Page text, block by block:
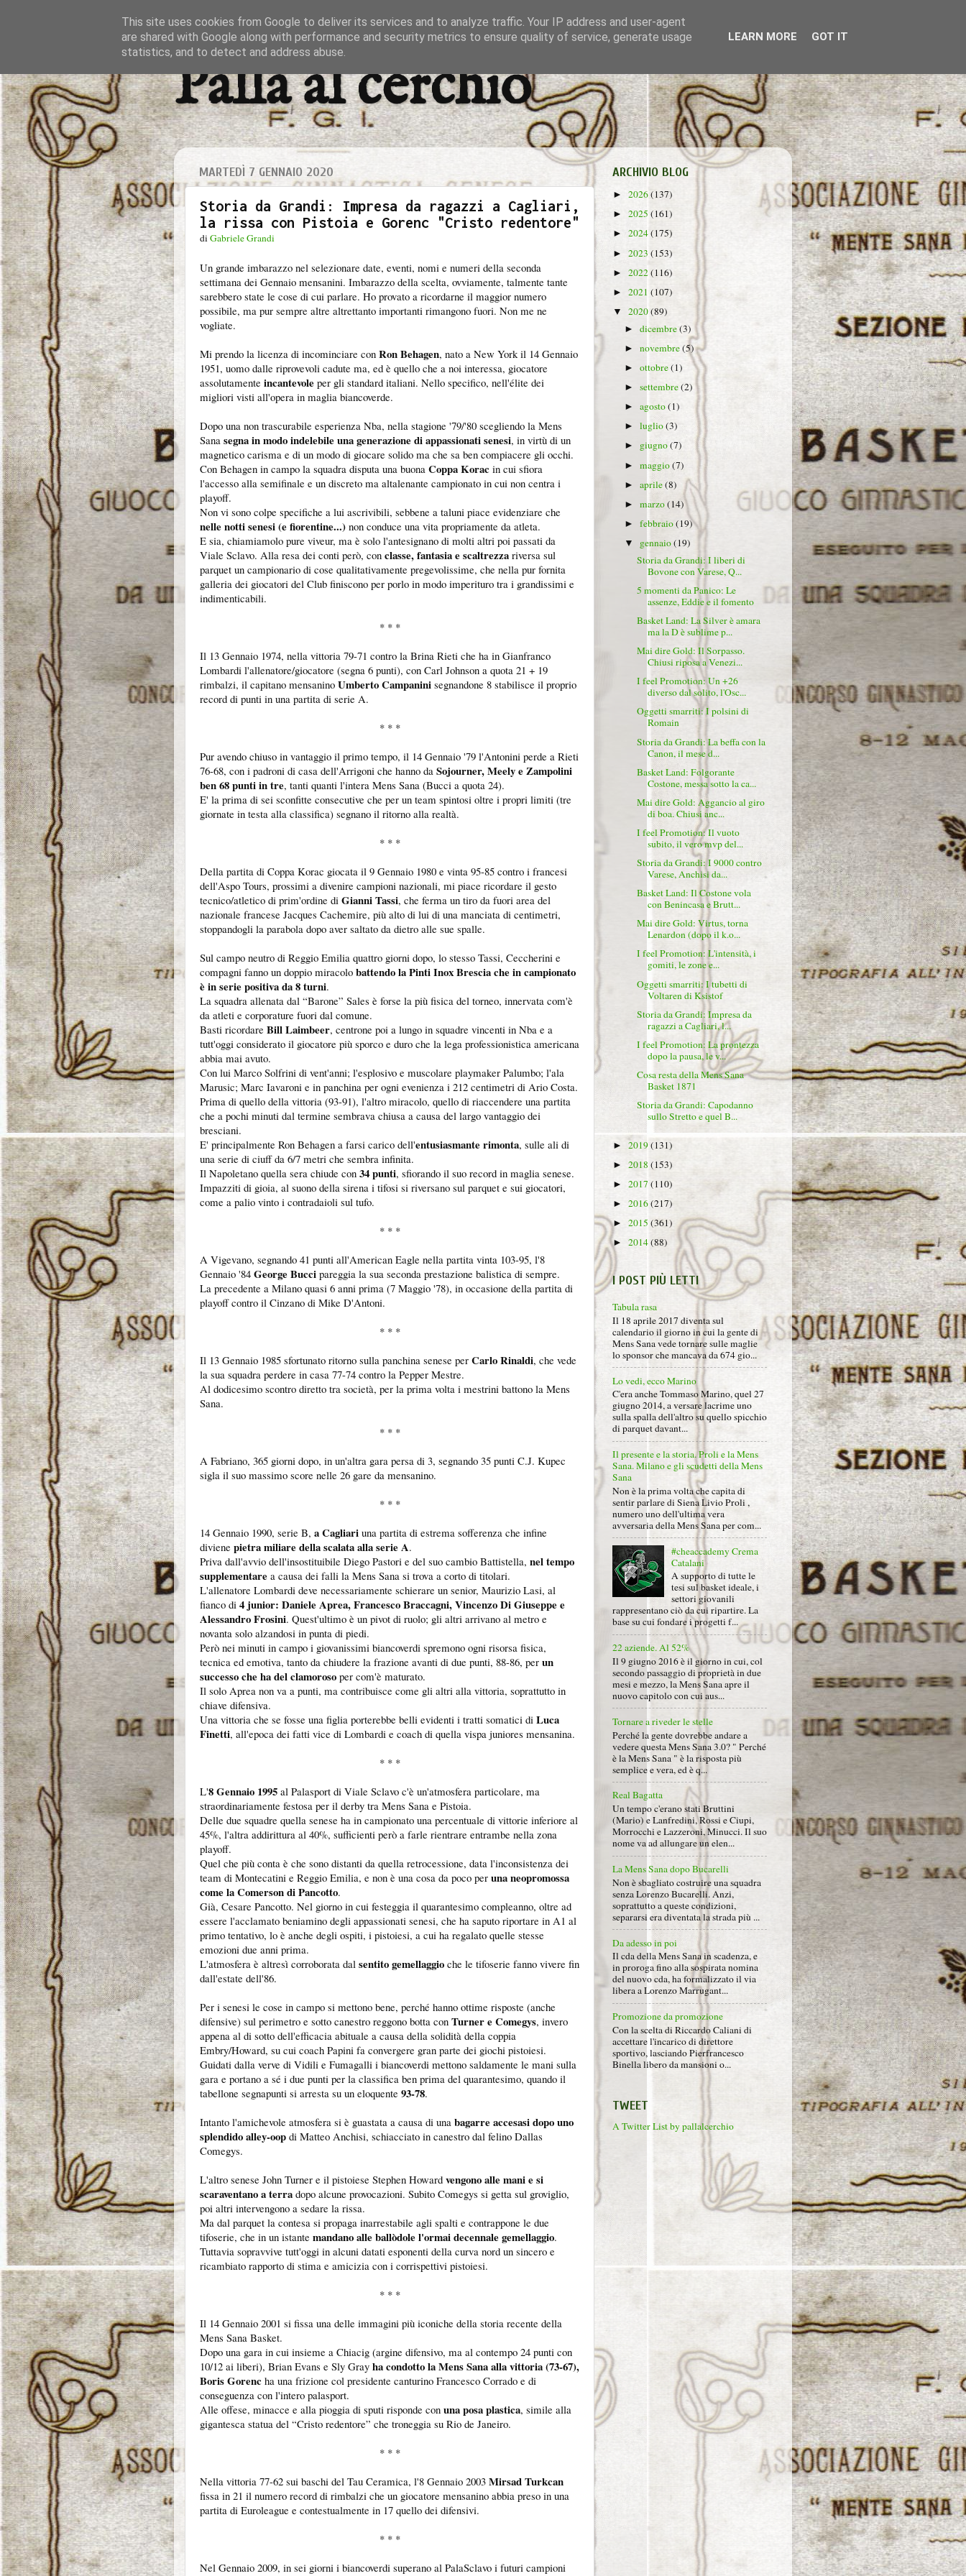
Palla al cerchio
MARTEDÌ 7 GENNAIO 2020
Storia da Grandi: Impresa da ragazzi a Cagliari,
la rissa con Pistoia e Gorenc "Cristo redentore"
diGabriele Grandi
Un grande imbarazzo nel selezionare date, eventi, nomi e numeri della seconda
settimana dei Gennaio mensanini. Imbarazzo della scelta, ovviamente, talmente tante
sarebbero state le cose di cui parlare. Ho provato a ricordarne il maggior numero
possibile, ma pur sempre altre altrettanto importanti rimangono fuori. Non me ne
vogliate.
Mi prendo la licenza di incominciare con Ron Behagen, nato a New York il 14 Gennaio
1951, uomo dalle riprovevoli cadute ma, ed è quello che a noi interessa, giocatore
assolutamente incantevole per gli standard italiani. Nello specifico, nell'élite dei
migliori visti all'opera in maglia biancoverde.
Dopo una non trascurabile esperienza Nba, nella stagione '79/'80 scegliendo la Mens
Sana segna in modo indelebile una generazione di appassionati senesi, in virtù di un
magnetico carisma e di un modo di giocare solido ma che sa ben compiacere gli occhi.
Con Behagen in campo la squadra disputa una buona Coppa Korac in cui sfiora
l'accesso alla semifinale e un discreto ma altalenante campionato in cui non centra i
playoff.
Non vi sono colpe specifiche a lui ascrivibili, sebbene a taluni piace evidenziare che
nelle notti senesi (e fiorentine...) non conduce una vita propriamente da atleta.
E sia, chiamiamolo pure viveur, ma è solo l'antesignano di molti altri poi passati da
Viale Sclavo. Alla resa dei conti però, con classe, fantasia e scaltrezza riversa sul
parquet un campionario di cose qualitativamente pregevolissime, che nella pur fornita
galleria dei giocatori del Club finiscono per porlo in modo imperituro tra i grandissimi e
indimenticabili.
* * *
Il 13 Gennaio 1974, nella vittoria 79-71 contro la Brina Rieti che ha in Gianfranco
Lombardi l'allenatore/giocatore (segna 6 punti), con Carl Johnson a quota 21 + 19
rimbalzi, il capitano mensanino Umberto Campanini segnandone 8 stabilisce il proprio
record di punti in una partita di serie A.
* * *
Pur avendo chiuso in vantaggio il primo tempo, il 14 Gennaio '79 l'Antonini perde a Rieti
76-68, con i padroni di casa dell'Arrigoni che hanno da Sojourner, Meely e Zampolini
ben 68 punti in tre, tanti quanti l'intera Mens Sana (Bucci a quota 24).
E' la prima di sei sconfitte consecutive che per un team spintosi oltre i propri limiti (tre
giornate in testa alla classifica) segnano il ritorno alla realtà.
* * *
Della partita di Coppa Korac giocata il 9 Gennaio 1980 e vinta 95-85 contro i francesi
dell'Aspo Tours, prossimi a divenire campioni nazionali, mi piace ricordare il gesto
tecnico/atletico di prim'ordine di Gianni Tassi, che ferma un tiro da fuori area del
nazionale francese Jacques Cachemire, più alto di lui di una manciata di centimetri,
stoppandogli la parabola dopo aver saltato da dietro alle sue spalle.
Sul campo neutro di Reggio Emilia quattro giorni dopo, lo stesso Tassi, Ceccherini e
compagni fanno un doppio miracolo battendo la Pinti Inox Brescia che in campionato
è in serie positiva da 8 turni.
La squadra allenata dal “Barone” Sales è forse la più fisica del torneo, innervata com'è
da atleti e corporature fuori dal comune.
Basti ricordare Bill Laimbeer, centrone poi a lungo in squadre vincenti in Nba e a
tutt'oggi considerato il giocatore più sporco e duro che la lega professionistica americana
abbia mai avuto.
Con lui Marco Solfrini di vent'anni; l'esplosivo e muscolare playmaker Palumbo; l'ala
Marusic; Marc Iavaroni e in panchina per ogni evenienza i 212 centimetri di Ario Costa.
Prima di quello della vittoria (93-91), l'altro miracolo, quello di riaccendere una partita
che a pochi minuti dal termine sembrava chiusa a causa del largo vantaggio dei
bresciani.
E' principalmente Ron Behagen a farsi carico dell'entusiasmante rimonta, sulle ali di
una serie di ciuff da 6/7 metri che sembra infinita.
Il Napoletano quella sera chiude con 34 punti, sfiorando il suo record in maglia senese.
Impazziti di gioia, al suono della sirena i tifosi si riversano sul parquet e sui giocatori,
come a palio vinto i contradaioli sul tufo.
* * *
A Vigevano, segnando 41 punti all'American Eagle nella partita vinta 103-95, l'8
Gennaio '84 George Bucci pareggia la sua seconda prestazione balistica di sempre.
La precedente a Milano quasi 6 anni prima (7 Maggio '78), in occasione della partita di
playoff contro il Cinzano di Mike D'Antoni.
* * *
Il 13 Gennaio 1985 sfortunato ritorno sulla panchina senese per Carlo Rinaldi, che vede
la sua squadra perdere in casa 77-74 contro la Pepper Mestre.
Al dodicesimo scontro diretto tra società, per la prima volta i mestrini battono la Mens
Sana.
* * *
A Fabriano, 365 giorni dopo, in un'altra gara persa di 3, segnando 35 punti C.J. Kupec
sigla il suo massimo score nelle 26 gare da mensanino.
* * *
14 Gennaio 1990, serie B, a Cagliari una partita di estrema sofferenza che infine
diviene pietra miliare della scalata alla serie A.
Priva dall'avvio dell'insostituibile Diego Pastori e del suo cambio Battistella, nel tempo
supplementare a causa dei falli la Mens Sana si trova a corto di titolari.
L'allenatore Lombardi deve necessariamente schierare un senior, Maurizio Lasi, al
fianco di 4 junior: Daniele Aprea, Francesco Braccagni, Vincenzo Di Giuseppe e
Alessandro Frosini. Quest'ultimo è un pivot di ruolo; gli altri arrivano al metro e
novanta solo alzandosi in punta di piedi.
Però nei minuti in campo i giovanissimi biancoverdi spremono ogni risorsa fisica,
tecnica ed emotiva, tanto da chiudere la frazione avanti di due punti, 88-86, per un
successo che ha del clamoroso per com'è maturato.
Il solo Aprea non va a punti, ma contribuisce come gli altri alla vittoria, soprattutto in
chiave difensiva.
Una vittoria che se fosse una figlia porterebbe belli evidenti i tratti somatici di Luca
Finetti, all'epoca dei fatti vice di Lombardi e coach di quella vispa juniores mensanina.
* * *
L'8 Gennaio 1995 al Palasport di Viale Sclavo c'è un'atmosfera particolare, ma
straordinariamente festosa per il derby tra Mens Sana e Pistoia.
Delle due squadre quella senese ha in campionato una percentuale di vittorie inferiore al
45%, l'altra addirittura al 40%, sufficienti però a farle rientrare entrambe nella zona
playoff.
Quel che più conta è che sono distanti da quella retrocessione, data l'inconsistenza dei
team di Montecatini e Reggio Emilia, e non è una cosa da poco per una neopromossa
come la Comerson di Pancotto.
Già, Cesare Pancotto. Nel giorno in cui festeggia il quarantesimo compleanno, oltre ad
essere l'acclamato beniamino degli appassionati senesi, che ha saputo riportare in A1 al
primo tentativo, lo è anche degli ospiti, i pistoiesi, a cui ha regalato quelle stesse
emozioni due anni prima.
L'atmosfera è altresì corroborata dal sentito gemellaggio che le tifoserie fanno vivere fin
dall'estate dell'86.
Per i senesi le cose in campo si mettono bene, perché hanno ottime risposte (anche
difensive) sul perimetro e sotto canestro reggono botta con Turner e Comegys, invero
appena al di sotto dell'efficacia abituale a causa della solidità della coppia
Embry/Howard, su cui coach Papini fa convergere gran parte dei giochi pistoiesi.
Guidati dalla verve di Vidili e Fumagalli i biancoverdi mettono saldamente le mani sulla
gara e portano a sé i due punti per la classifica ben prima del quarantesimo, quando il
tabellone segnapunti si arresta su un eloquente 93-78.
Intanto l'amichevole atmosfera si è guastata a causa di una bagarre accesasi dopo uno
splendido alley-oop di Matteo Anchisi, schiacciato in canestro dal felino Dallas
Comegys.
L'altro senese John Turner e il pistoiese Stephen Howard vengono alle mani e si
scaraventano a terra dopo alcune provocazioni. Subito Comegys si getta sul groviglio,
poi altri intervengono a sedare la rissa.
Ma dal parquet la contesa si propaga inarrestabile agli spalti e contrappone le due
tifoserie, che in un istante mandano alle ballòdole l'ormai decennale gemellaggio.
Tuttavia sopravvive tutt'oggi in alcuni datati esponenti della curva nord un sincero e
ricambiato rapporto di stima e amicizia con i corrispettivi pistoiesi.
* * *
Il 14 Gennaio 2001 si fissa una delle immagini più iconiche della storia recente della
Mens Sana Basket.
Dopo una gara in cui insieme a Chiacig (argine difensivo, ma al contempo 24 punti con
10/12 ai liberi), Brian Evans e Sly Gray ha condotto la Mens Sana alla vittoria (73-67),
Boris Gorenc ha una frizione col presidente canturino Francesco Corrado e di
conseguenza con l'intero palasport.
Alle offese, minacce e alla pioggia di sputi risponde con una posa plastica, simile alla
gigantesca statua del “Cristo redentore” che troneggia su Rio de Janeiro.
* * *
Nella vittoria 77-62 sui baschi del Tau Ceramica, l'8 Gennaio 2003 Mirsad Turkcan
fissa in 21 il numero record di rimbalzi che un giocatore mensanino abbia preso in una
partita di Euroleague e contestualmente in 17 quello dei difensivi.
* * *
Nel Gennaio 2009, in sei giorni i biancoverdi superano al PalaSclavo i futuri campioni
ARCHIVIO BLOG
► 2026(137)
► 2025 (161)
► 2024(175)
► 2023 (153)
► 2022(116)
► 2021 (107)
▼ 2020(89)
►dicembre(3)
►novembre(5)
►ottobre(1)
►settembre(2)
►agosto(1)
►luglio(3)
► giugno(7)
►maggio(7)
►aprile(8)
►marzo(14)
►febbraio(19)
▼ gennaio(19)
Storia da Grandi: I liberi di
Bovone con Varese, Q...
5 momenti da Panico: Le
assenze, Eddie e il fomento
Basket Land: La Silver è amara
ma la D è sublime p...
Mai dire Gold: Il Sorpasso.
Chiusi riposa a Venezi...
I feel Promotion: Un +26
diverso dal solito, l'Osc...
Oggetti smarriti: I polsini di
Romain
Storia da Grandi: La beffa con la
Canon, il mese d...
Basket Land: Folgorante
Costone, messa sotto la ca...
Mai dire Gold: Aggancio al giro
di boa. Chiusi anc...
I feel Promotion: Il vuoto
subito, il vero mvp del...
Storia da Grandi: I 9000 contro
Varese, Anchisi da...
Basket Land: Il Costone vola
con Benincasa e Brutt...
Mai dire Gold: Virtus, torna
Lenardon (dopo il k.o...
I feel Promotion: L'intensità, i
gomiti, le zone e...
Oggetti smarriti: I tubetti di
Voltaren di Ksistof
Storia da Grandi: Impresa da
ragazzi a Cagliari, l...
I feel Promotion: La prontezza
dopo la pausa, le v...
Cosa resta della Mens Sana
Basket 1871
Storia da Grandi: Capodanno
sullo Stretto e quel B...
► 2019(131)
► 2018 (153)
► 2017 (110)
► 2016(217)
► 2015 (361)
► 2014(88)
I POST PIÙ LETTI
Tabula rasa
Il 18 aprile 2017 diventa sul
calendario il giorno in cui la gente di
Mens Sana vede tornare sulle maglie
lo sponsor che mancava da 674 gio...
Lo vedi, ecco Marino
C'era anche Tommaso Marino, quel 27
giugno 2014, a versare lacrime uno
sulla spalla dell'altro su quello spicchio
di parquet davant...
Il presente e la storia. Proli e la Mens
Sana. Milano e gli scudetti della Mens
Sana
Non è la prima volta che capita di
sentir parlare di Siena Livio Proli ,
numero uno dell'ultima vera
avversaria della Mens Sana per com...
#cheaccademy Crema
Catalani
A supporto di tutte le
tesi sul basket ideale, i
settori giovanili
rappresentano ciò da cui ripartire. La
base su cui fondare i progetti f...
22 aziende. Al 52%
Il 9 giugno 2016 è il giorno in cui, col
secondo passaggio di proprietà in due
mesi e mezzo, la Mens Sana apre il
nuovo capitolo con cui aus...
Tornare a riveder le stelle
Perché la gente dovrebbe andare a
vedere questa Mens Sana 3.0? " Perché
è la Mens Sana " è la risposta più
semplice e vera, ed è q...
Real Bagatta
Un tempo c'erano stati Bruttini
(Mario) e Lanfredini, Rossi e Ciupi,
Morrocchi e Lazzeroni, Minucci. Il suo
nome va ad allungare un elen...
La Mens Sana dopo Bucarelli
Non è sbagliato costruire una squadra
senza Lorenzo Bucarelli. Anzi,
soprattutto a queste condizioni,
separarsi era diventata la strada più ...
Da adesso in poi
Il cda della Mens Sana in scadenza, e
in proroga fino alla sospirata nomina
del nuovo cda, ha formalizzato il via
libera a Lorenzo Marrugant...
Promozione da promozione
Con la scelta di Riccardo Caliani di
accettare l'incarico di direttore
sportivo, lasciando Pierfrancesco
Binella libero da mansioni o...
TWEET
A Twitter List by pallalcerchio
This site uses cookies from Google to deliver its services and to analyze traffic. Your IP address and user-agent
are shared with Google along with performance and security metrics to ensure quality of service, generate usage
statistics, and to detect and address abuse.
LEARN MORE GOT IT